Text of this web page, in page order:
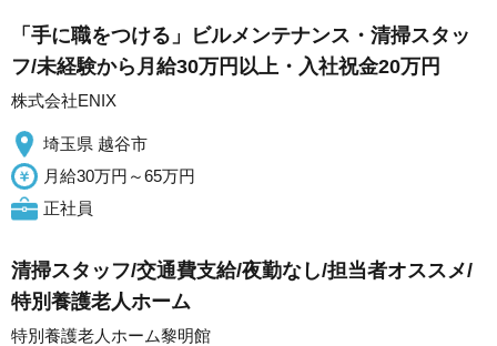
「手に職をつける」ビルメンテナンス・清掃スタッ
フ/未経験から月給30万円以上・入社祝金20万円
株式会社ENIX
埼玉県 越谷市
月給30万円～65万円
正社員
清掃スタッフ/交通費支給/夜勤なし/担当者オススメ/
特別養護老人ホーム
特別養護老人ホーム黎明館